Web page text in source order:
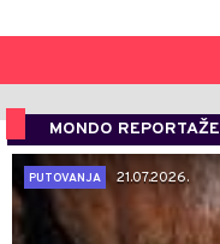
MONDO REPORTAŽE
PUTOVANJA
21.07.2026.